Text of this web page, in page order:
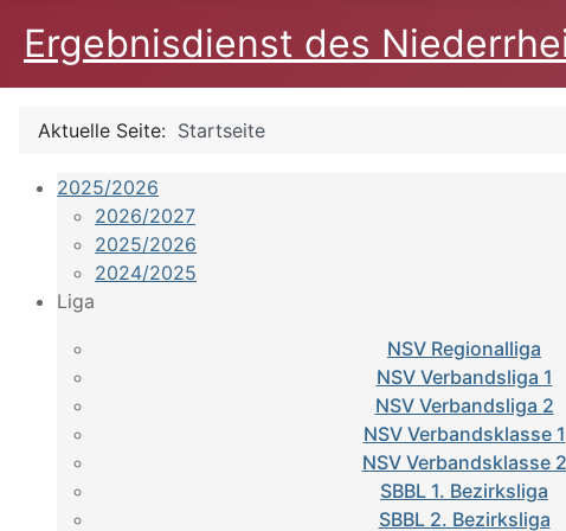
Ergebnisdienst des
Aktuelle Seite: Startseite
2025/2026
2026/2027
2025/2026
2024/2025
Liga
NSV Regionalliga
NSV Verbandsliga 1
NSV Verbandsliga 2
NSV Verbandsklasse 1
NSV Verbandsklasse 2
SBBL 1. Bezirksliga
SBBL 2. Bezirksliga